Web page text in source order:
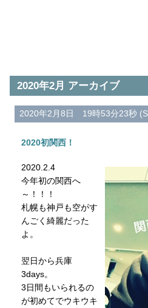
2020年2月 アーカイブ
2020年2月8日 19時53分23秒
2020初関西！
2020.2.4
今年初の関西へ
～！！！
札幌も神戸も空がす
んごく綺麗だった
よ。
翌日から兵庫
3days。
3日間もいられるの
が初めてでウキウキ